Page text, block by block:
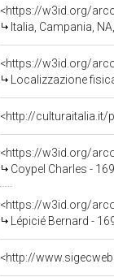
<https://w3id.org/
Italia, Campania,
<https://w3id.org/
Localizzazione
<http://
<https://w3id.org/
Coypel Charles -
<https://w3id.org/
Lépicié Bernard -